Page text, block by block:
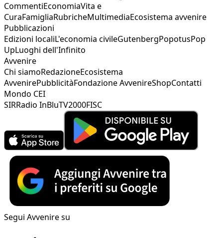
CommentiEconomiaVita e
CuraFamigliaRubricheMultimediaEcosistema avvenire
Pubblicazioni
Edizioni localiL'economia civileGutenbergPopotusPop
UpLuoghi dell'Infinito
Avvenire
Chi siamoRedazioneEcosistema
AvvenirePubblicitàFondazione AvvenireShopContatti
Mondo CEI
SIRRadio InBluTV2000FISC
Segui Avvenire su